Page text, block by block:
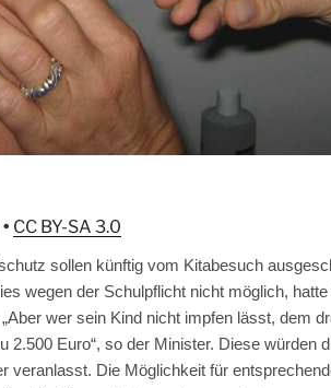
CC BY-SA 3.0
sollen künftig vom Kitabesuch
wegen der Schulpflicht nicht möglich,
wer sein Kind nicht impfen lässt, dem
2.500 Euro“, so der Minister. Diese würden
veranlasst. Die Möglichkeit für